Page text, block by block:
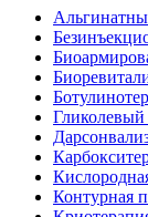
Контурная